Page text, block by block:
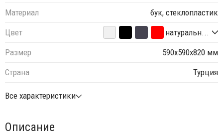
Материал
бук, стеклопластик
Цвет
натуральн...
Размер
590х590х820 мм
Страна
Турция
Все характеристики
Описание